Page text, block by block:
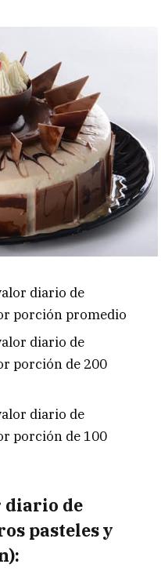
diario de
porción promedio
diario de
porción de 200
diario de
porción de 100
diario de
pasteles y